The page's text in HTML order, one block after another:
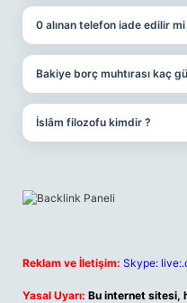
0 alınan telefon iade edilir mi
Bakiye borç muhtırası kaç
İslâm filozofu kimdir ?
Reklam ve İletişim: Skype:
Yasal Uyarı: Bu internet sitesi,